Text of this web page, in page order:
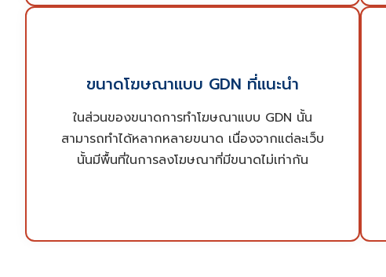
ขนาดโฆษณาแบบ GDN ที่แนะนำ
ในส่วนของขนาดการทำโฆษณาแบบ GDN นั้น
สามารถทำได้หลากหลายขนาด เนื่องจากแต่ละเว็บ
นั้นมีพื้นที่ในการลงโฆษณาที่มีขนาดไม่เท่ากัน
ออกแบบได้ตอบโจทย์และครอบคลุมทุกพื้นที่หรือ
พื้นที่โฆษณาที่นิยมมาให้ทุกคนได้รู้ไปพร้อมๆ กัน โดย
บริการทำ GDN ของเราสามารถรับทำโฆษณา GDN
ในทุกขนาด เพื่อให้พอดีและเหมาะสมกับเว็บไซต์ที่นำ